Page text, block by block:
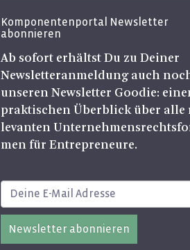
Komponentenportal Newsletter
abonnieren
Ab so­fort er­hältst Du zu Dei­ner
News­let­ter­an­mel­dung auch
un­se­ren News­let­ter Goo­die:
prak­ti­schen Über­blick über alle
le­van­ten
men für En­tre­pre­neu­re.
Newsletter abonnieren